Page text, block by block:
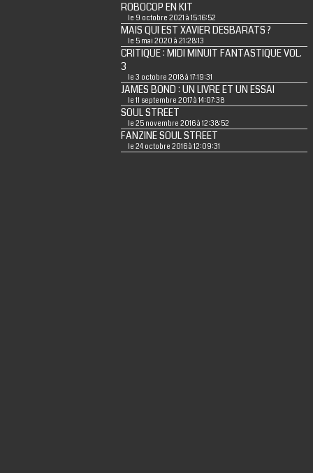
ROBOCOP EN KIT
le 9 octobre 2021 à 15:16:52
MAIS QUI EST XAVIER DESBARATS ?
le 5 mai 2020 à 21:28:13
CRITIQUE : MIDI MINUIT FANTASTIQUE VOL.
3
le 3 octobre 2018 à 17:19:31
JAMES BOND : UN LIVRE ET UN ESSAI
le 11 septembre 2017 à 14:07:38
SOUL STREET
le 25 novembre 2016 à 12:38:52
FANZINE SOUL STREET
le 24 octobre 2016 à 12:09:31